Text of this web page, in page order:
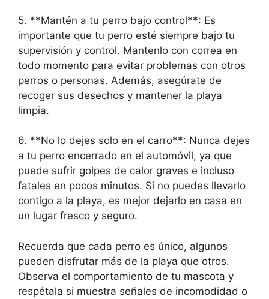
5. **Mantén a tu perro bajo control**: Es
importante que tu perro esté siempre bajo tu
supervisión y control. Mantenlo con correa en
todo momento para evitar problemas con otros
perros o personas. Además, asegúrate de
recoger sus desechos y mantener la playa
limpia.
6. **No lo dejes solo en el carro**: Nunca dejes
a tu perro encerrado en el automóvil, ya que
puede sufrir golpes de calor graves e incluso
fatales en pocos minutos. Si no puedes llevarlo
contigo a la playa, es mejor dejarlo en casa en
un lugar fresco y seguro.
Recuerda que cada perro es único, algunos
pueden disfrutar más de la playa que otros.
Observa el comportamiento de tu mascota y
respétala si muestra señales de incomodidad o